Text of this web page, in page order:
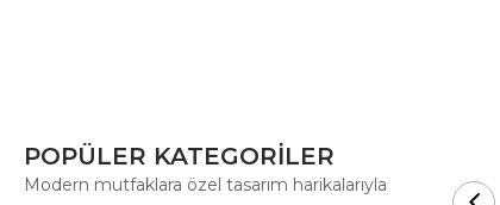
POPÜLER KATEGORİLER
Modern mutfaklara özel tasarım harikalarıyla